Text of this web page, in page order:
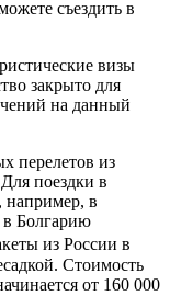
съездить в
визы
закрыто для
на данный
перелетов из
поездки в
например, в
в Болгарию
из России в
Стоимость
от 160 000